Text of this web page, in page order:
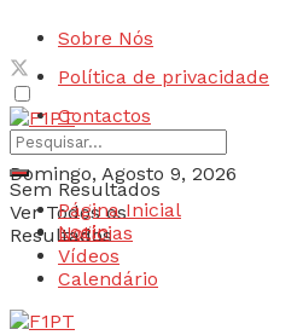
Sobre Nós
Política de privacidade
Contactos
Domingo, Agosto 9, 2026
Login
Sem Resultados
Ver Todos os
Resultados
Página Inicial
Notícias
Vídeos
Calendário